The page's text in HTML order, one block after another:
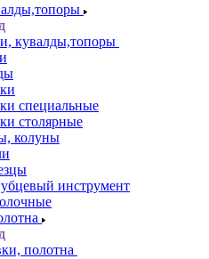
кувалды,топоры
специальные
столярные
колуны
инструмент
полотна